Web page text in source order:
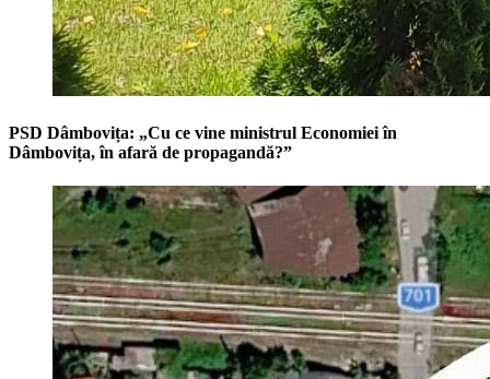
PSD Dâmbovița: „Cu ce vine ministrul Economiei în
Dâmbovița, în afară de propagandă?”